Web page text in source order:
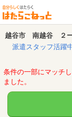
越谷市 南越谷 ２
派遣スタッフ活躍
条件の一部にマッチ
ました。